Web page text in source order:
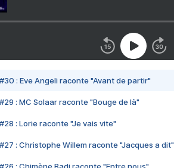
#30 : Eve Angeli raconte "Avant de partir"
#29 : MC Solaar raconte "Bouge de là"
#28 : Lorie raconte "Je vais vite"
#27 : Christophe Willem raconte "Jacques a dit"
#26 : Chimène Badi raconte "Entre nous"